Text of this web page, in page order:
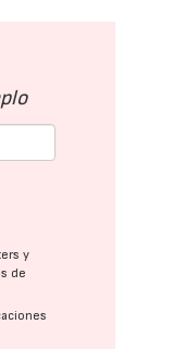
y
de